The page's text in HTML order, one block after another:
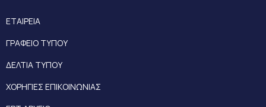
ΕΤΑΙΡΕΙΑ
ΓΡΑΦΕΙΟ ΤΥΠΟΥ
ΔΕΛΤΙΑ ΤΥΠΟΥ
ΧΟΡΗΓΙΕΣ ΕΠΙΚΟΙΝΩΝΙΑΣ